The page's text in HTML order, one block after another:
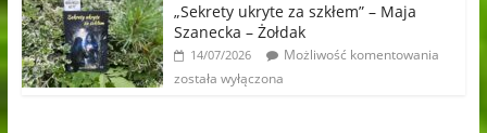
„Sekrety ukryte za szkłem” – Maja
Szanecka – Żołdak
14/07/2026
Możliwość komentowania
została wyłączona